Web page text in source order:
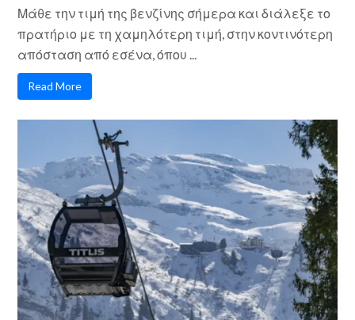
Μάθε την τιμή της βενζίνης σήμερα και διάλεξε το
πρατήριο με τη χαμηλότερη τιμή, στην κοντινότερη
απόσταση από εσένα, όπου ...
Read More